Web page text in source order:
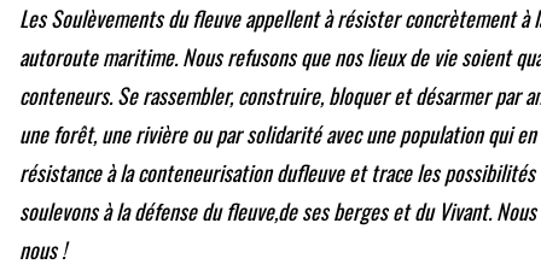
Les Soulèvements du fleuve appellent à résister concrètement
autoroute maritime. Nous refusons que nos lieux de vie soient
conteneurs. Se rassembler, construire, bloquer et désarmer par
une forêt, une rivière ou par solidarité avec une population qui en
résistance à la conteneurisation dufleuve et trace les possibilités
soulevons à la défense du fleuve,de ses berges et du Vivant.
nous !